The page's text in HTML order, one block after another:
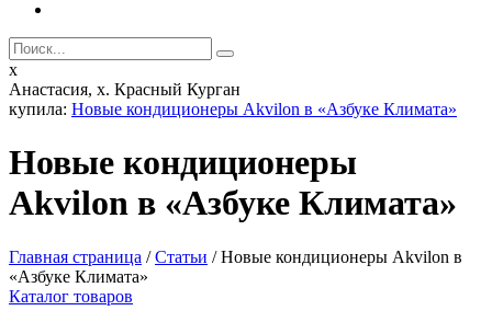
x
Анастасия, х. Красный Курган
купила: Новые кондиционеры Akvilon в «Азбуке Климата»
Новые кондиционеры
Akvilon в «Азбуке Климата»
Главная страница /Статьи /Новые кондиционеры Akvilon в
«Азбуке Климата»
Каталог товаров